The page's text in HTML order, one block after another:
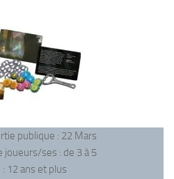
publique : 22 Mars
joueurs/ses : de 3 à 5
: 12 ans et plus